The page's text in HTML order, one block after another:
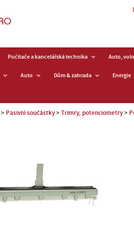
Počítače a kancelářská technika Auto,
Auto Dům & zahrada Energie
Pasivní součástky Trimry, potenciometry